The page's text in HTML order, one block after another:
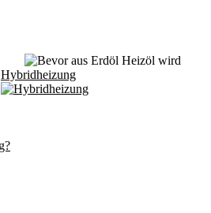
Hybridheizung